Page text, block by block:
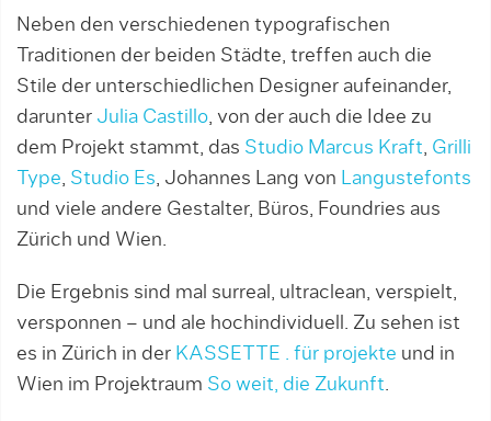
Neben den verschiedenen typografischen
Traditionen der beiden Städte, treffen auch die
Stile der unterschiedlichen Designer aufeinander,
darunter Julia Castillo, von der auch die Idee zu
dem Projekt stammt, das Studio Marcus Kraft, Grilli
Type, Studio Es, Johannes Lang von Langustefonts
und viele andere Gestalter, Büros, Foundries aus
Zürich und Wien.
Die Ergebnis sind mal surreal, ultraclean, verspielt,
versponnen – und ale hochindividuell. Zu sehen ist
es in Zürich in der KASSETTE . für projekte und in
Wien im Projektraum So weit, die Zukunft.